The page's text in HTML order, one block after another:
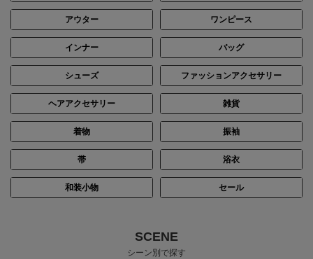
アウター ワンピース
インナー バッグ
シューズ ファッションアクセサリー
ヘアアクセサリー 雑貨
着物 振袖
帯 浴衣
和装小物 セール
SCENE
シーン別で探す